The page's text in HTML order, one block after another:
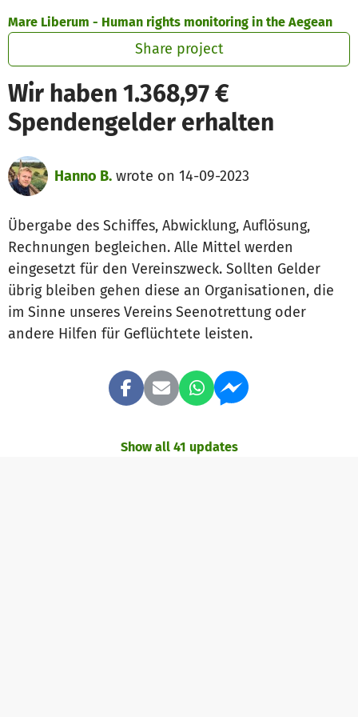
Mare Liberum - Human rights monitoring in the Aegean
Share project
Wir haben 1.368,97 €
Spendengelder erhalten
Hanno B. wrote on 14-09-2023
Übergabe des Schiffes, Abwicklung, Auflösung,
Rechnungen begleichen. Alle Mittel werden
eingesetzt für den Vereinszweck. Sollten Gelder
übrig bleiben gehen diese an Organisationen, die
im Sinne unseres Vereins Seenotrettung oder
andere Hilfen für Geflüchtete leisten.
Show all 41 updates